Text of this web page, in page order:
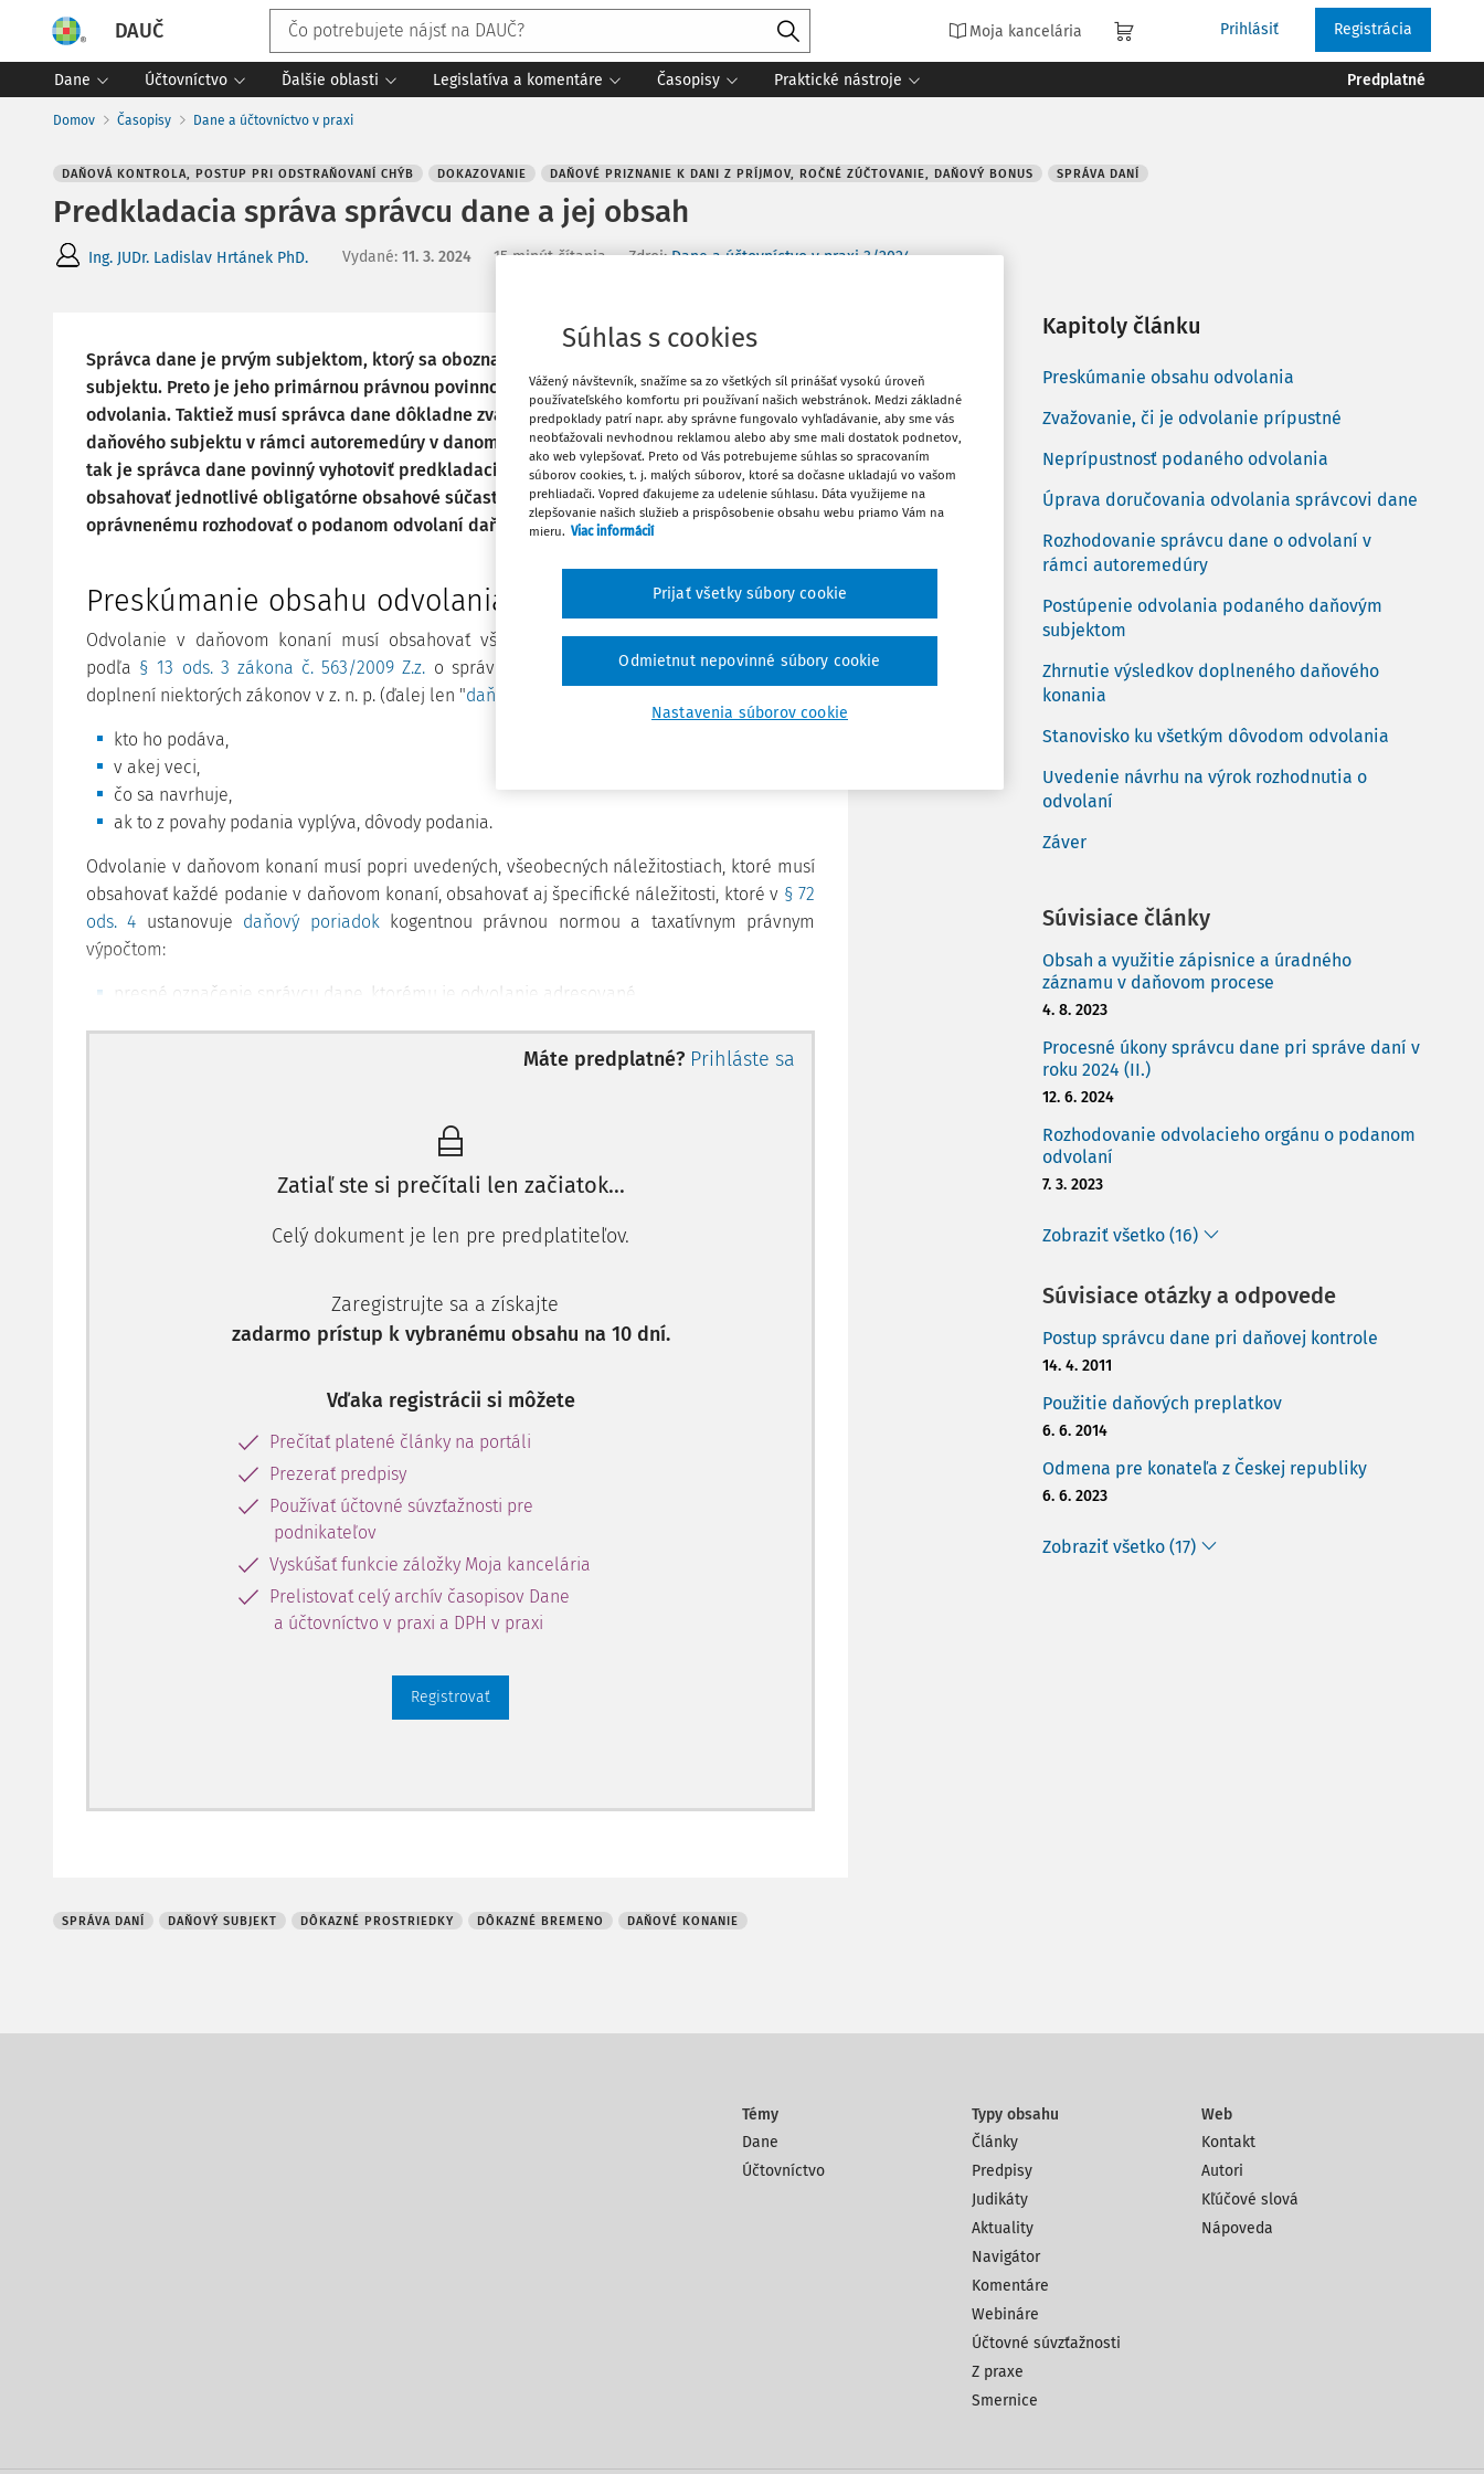
DAUČ Moja kancelária Prihlásiť Registrácia
Dane Účtovníctvo Ďalšie oblasti Legislatíva a komentáre Časopisy Praktické nástroje Predplatné
Domov Časopisy Dane a účtovníctvo v praxi
DAŇOVÁ KONTROLA, POSTUP PRI ODSTRAŇOVANÍ CHÝB DOKAZOVANIE DAŇOVÉ PRIZNANIE K DANI Z PRÍJMOV, ROČNÉ ZÚČTOVANIE, DAŇOVÝ BONUS SPRÁVA DANÍ
Predkladacia správa správcu dane a jej obsah
Ing. JUDr. Ladislav Hrtánek PhD. Vydané: 11. 3. 2024 15 minút čítania Zdroj:Dane a účtovníctvo v praxi 3/2024
Správca dane je prvým subjektom, ktorý sa oboznamuje s podaným odvolaním daňového
subjektu. Preto je jeho primárnou právnou povinnosťou posúdiť obsah podaného
odvolania. Taktiež musí správca dane dôkladne zvážiť, či rozhodne o podanom odvolaní
daňového subjektu v rámci autoremedúry v danom prípade. Pokiaľ sa tak však nestane,
tak je správca dane povinný vyhotoviť predkladaciu správu. Predkladacia správa musí
obsahovať jednotlivé obligatórne obsahové súčasti a predkladá sa odvolaciemu orgánu
oprávnenému rozhodovať o podanom odvolaní daňového subjektu.
Preskúmanie obsahu odvolania
Odvolanie v daňovom konaní musí obsahovať všeobecné náležitosti odvolania, ktorými
podľa § 13 ods. 3 zákona č. 563/2009 Z.z. o správe daní ( daňový poriadok) a o zmene a
doplnení niektorých zákonov v z. n. p. (ďalej len "daňový poriadok
kto ho podáva,
v akej veci,
čo sa navrhuje,
ak to z povahy podania vyplýva, dôvody podania.
Odvolanie v daňovom konaní musí popri uvedených, všeobecných náležitostiach, ktoré musí
obsahovať každé podanie v daňovom konaní, obsahovať aj špecifické náležitosti, ktoré v § 72
ods. 4 ustanovuje daňový poriadokkogentnou právnou normou a taxatívnym právnym
výpočtom:
presné označenie správcu dane, ktorému je odvolanie adresované,
presné označenie rozhodnutia, ktoré je rozhodnutím odvolávajúceho sa daňového
domáha preskúmania vydaného rozhodnutia v daňovom konaní,
jednotlivé dôkazné prostriedky, ktoré preukazujú tvrdenia daňového subjektu uvedené v
odvolaní, pokiaľ sa nenamieta len rozpor s právnym poriadkom; pokiaľ je to možné, tak
Máte predplatné? Prihláste sa
Zatiaľ ste si prečítali len začiatok...
Celý dokument je len pre predplatiteľov.
Zaregistrujte sa a získajte
zadarmo prístup k vybranému obsahu na 10 dní.
Vďaka registrácii si môžete
Prečítať platené články na portáli
Prezerať predpisy
Používať účtovné súvzťažnosti pre
podnikateľov
Vyskúšať funkcie záložky Moja kancelária
Prelistovať celý archív časopisov Dane
a účtovníctvo v praxi a DPH v praxi
Registrovať
SPRÁVA DANÍ DAŇOVÝ SUBJEKT DÔKAZNÉ PROSTRIEDKY DÔKAZNÉ BREMENO DAŇOVÉ KONANIE
Obľúbené
Zdieľať
Poznámka
Kapitoly článku
Preskúmanie obsahu odvolania
Zvažovanie, či je odvolanie prípustné
Neprípustnosť podaného odvolania
Úprava doručovania odvolania správcovi dane
Rozhodovanie správcu dane o odvolaní v
rámci autoremedúry
Postúpenie odvolania podaného daňovým
subjektom
Zhrnutie výsledkov doplneného daňového
konania
Stanovisko ku všetkým dôvodom odvolania
Uvedenie návrhu na výrok rozhodnutia o
odvolaní
Záver
Súvisiace články
Obsah a využitie zápisnice a úradného
záznamu v daňovom procese
4. 8. 2023
Procesné úkony správcu dane pri správe daní v
roku 2024 (II.)
12. 6. 2024
Rozhodovanie odvolacieho orgánu o podanom
odvolaní
7. 3. 2023
Zobraziť všetko (16)
Súvisiace otázky a odpovede
Postup správcu dane pri daňovej kontrole
14. 4. 2011
Použitie daňových preplatkov
6. 6. 2014
Odmena pre konateľa z Českej republiky
6. 6. 2023
Zobraziť všetko (17)
Témy
Dane
Účtovníctvo
Typy obsahu
Články
Predpisy
Judikáty
Aktuality
Navigátor
Komentáre
Webináre
Účtovné súvzťažnosti
Z praxe
Smernice
Web
Kontakt
Autori
Kľúčové slová
Nápoveda
Súhlas s cookies
Vážený návštevník, snažíme sa zo všetkých síl prinášať vysokú úroveň
používateľského komfortu pri používaní našich webstránok. Medzi základné
predpoklady patrí napr. aby správne fungovalo vyhľadávanie, aby sme vás
neobťažovali nevhodnou reklamou alebo aby sme mali dostatok podnetov,
ako web vylepšovať. Preto od Vás potrebujeme súhlas so spracovaním
súborov cookies, t. j. malých súborov, ktoré sa dočasne ukladajú vo vašom
prehliadači. Vopred ďakujeme za udelenie súhlasu. Dáta využijeme na
zlepšovanie našich služieb a prispôsobenie obsahu webu priamo Vám na
mieru. Viac informácií
Nastavenia súborov cookie
Odmietnut nepovinné súbory cookie
Prijať všetky súbory cookie